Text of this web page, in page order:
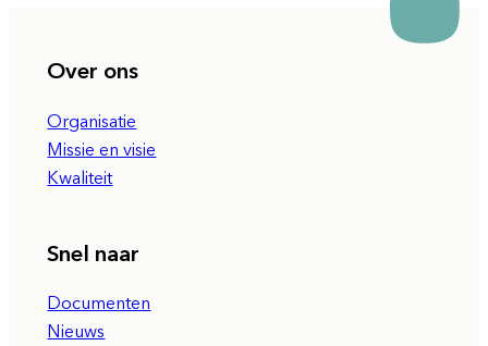
Over ons
Organisatie
Missie en visie
Kwaliteit
Snel naar
Documenten
Nieuws